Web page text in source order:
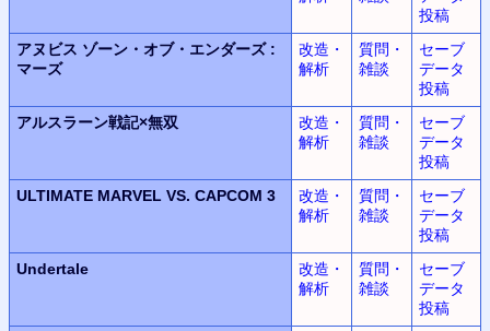
投稿
アヌビス ゾーン・オブ・エンダーズ:
マーズ
改造・
解析
質問・
雑談
セーブ
データ
投稿
アルスラーン戦記×無双
改造・
解析
質問・
雑談
セーブ
データ
投稿
ULTIMATE MARVEL VS. CAPCOM 3
改造・
解析
質問・
雑談
セーブ
データ
投稿
Undertale
改造・
解析
質問・
雑談
セーブ
データ
投稿